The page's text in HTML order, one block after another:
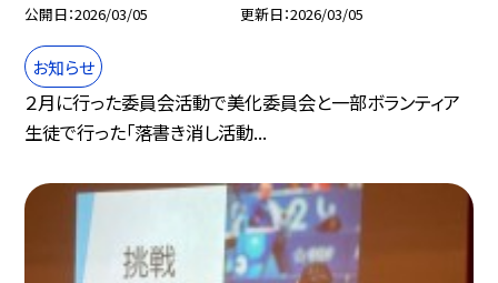
公開日 2026/03/05 更新日 2026/03/05
お知らせ
２月に行った委員会活動で美化委員会と一部ボランティア
生徒で行った「落書き消し活動...